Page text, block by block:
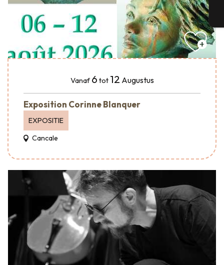
Vanaf 6 tot 12 Augustus
Exposition Corinne Blanquer
EXPOSITIE
Cancale